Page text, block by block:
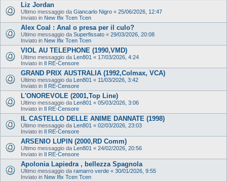
Liz Jordan
Ultimo messaggio da Giancarlo Nigro « 25/06/2026, 12:47
Inviato in New Ifix Tcen Tcen
Alex Coal : Anal o presa per il culo?
Ultimo messaggio da Superfissato « 29/03/2026, 20:08
Inviato in New Ifix Tcen Tcen
VIOL AU TELEPHONE (1990,VMD)
Ultimo messaggio da Len801 « 17/03/2026, 4:24
Inviato in Il RE-Censore
GRAND PRIX AUSTRALIA (1992,Colmax, VCA)
Ultimo messaggio da Len801 « 11/03/2026, 3:42
Inviato in Il RE-Censore
L'ONOREVOLE (2001,Top Line)
Ultimo messaggio da Len801 « 05/03/2026, 3:06
Inviato in Il RE-Censore
IL CASTELLO DELLE ANIME DANNATE (1998)
Ultimo messaggio da Len801 « 02/03/2026, 23:03
Inviato in Il RE-Censore
ARSENIO LUPIN (2000,RD Comm)
Ultimo messaggio da Len801 « 24/02/2026, 20:56
Inviato in Il RE-Censore
Apolonia Lapiedra , bellezza Spagnola
Ultimo messaggio da ramarro verde « 30/01/2026, 9:55
Inviato in New Ifix Tcen Tcen